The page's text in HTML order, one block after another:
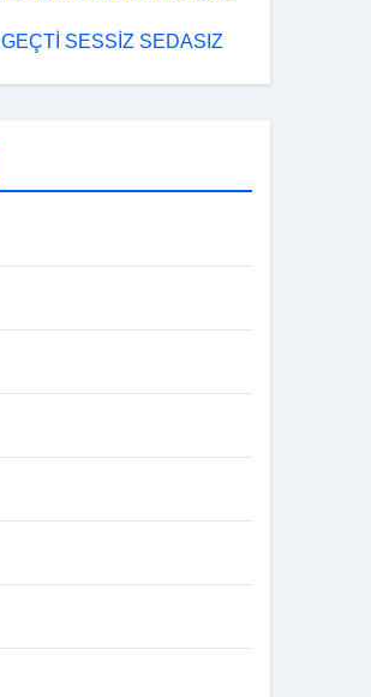
GEÇTİ SESSİZ SEDASIZ